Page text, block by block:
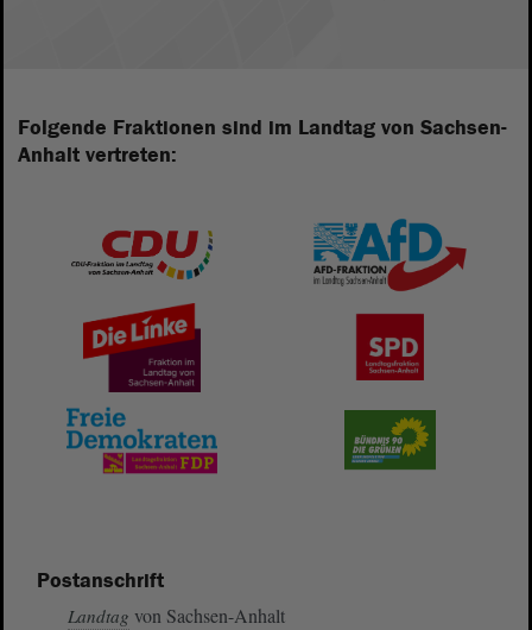
Folgende Fraktionen sind im Landtag von Sachsen-
Anhalt vertreten:
Postanschrift
Landtag von Sachsen-Anhalt